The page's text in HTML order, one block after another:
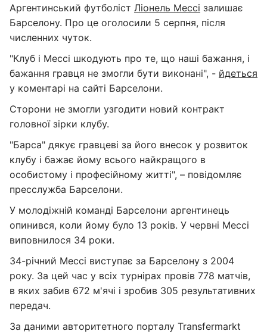
Аргентинський футболіст Ліонель Мессі залишає
Барселону. Про це оголосили 5 серпня, після
численних чуток.
"Клуб і Мессі шкодують про те, що наші бажання, і
бажання гравця не змогли бути виконані", - йдеться
у коментарі на сайті Барселони.
Сторони не змогли узгодити новий контракт
головної зірки клубу.
"Барса" дякує гравцеві за його внесок у розвиток
клубу і бажає йому всього найкращого в
особистому і професійному житті", – повідомляє
пресслужба Барселони.
У молодіжній команді Барселони аргентинець
опинився, коли йому було 13 років. У червні Мессі
виповнилося 34 роки.
34-річний Мессі виступає за Барселону з 2004
року. За цей час у всіх турнірах провів 778 матчів,
в яких забив 672 м'ячі і зробив 305 результативних
передач.
За даними авторитетного порталу Transfermarkt